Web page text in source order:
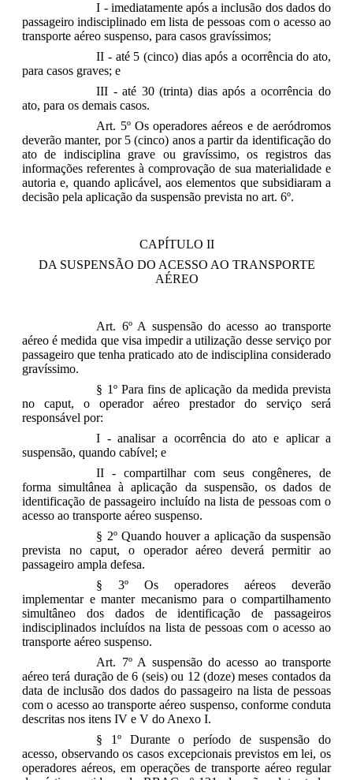
I - imediatamente após a inclusão dos dados do
passageiro indisciplinado em lista de pessoas com o acesso ao
transporte aéreo suspenso, para casos gravíssimos;
II - até 5 (cinco) dias após a ocorrência do ato,
para casos graves; e
III - até 30 (trinta) dias após a ocorrência do
ato, para os demais casos.
Art. 5º Os operadores aéreos e de aeródromos
deverão manter, por 5 (cinco) anos a partir da identificação do
ato de indisciplina grave ou gravíssimo, os registros das
informações referentes à comprovação de sua materialidade e
autoria e, quando aplicável, aos elementos que subsidiaram a
decisão pela aplicação da suspensão prevista no art. 6º.
CAPÍTULO II
DA SUSPENSÃO DO ACESSO AO TRANSPORTE
AÉREO
Art. 6º A suspensão do acesso ao transporte
aéreo é medida que visa impedir a utilização desse serviço por
passageiro que tenha praticado ato de indisciplina considerado
gravíssimo.
§ 1º Para fins de aplicação da medida prevista
no caput, o operador aéreo prestador do serviço será
responsável por:
I - analisar a ocorrência do ato e aplicar a
suspensão, quando cabível; e
II - compartilhar com seus congêneres, de
forma simultânea à aplicação da suspensão, os dados de
identificação de passageiro incluído na lista de pessoas com o
acesso ao transporte aéreo suspenso.
§ 2º Quando houver a aplicação da suspensão
prevista no caput, o operador aéreo deverá permitir ao
passageiro ampla defesa.
§ 3º Os operadores aéreos deverão
implementar e manter mecanismo para o compartilhamento
simultâneo dos dados de identificação de passageiros
indisciplinados incluídos na lista de pessoas com o acesso ao
transporte aéreo suspenso.
Art. 7º A suspensão do acesso ao transporte
aéreo terá duração de 6 (seis) ou 12 (doze) meses contados da
data de inclusão dos dados do passageiro na lista de pessoas
com o acesso ao transporte aéreo suspenso, conforme conduta
descritas nos itens IV e V do Anexo I.
§ 1º Durante o período de suspensão do
acesso, observando os casos excepcionais previstos em lei, os
operadores aéreos, em operações de transporte aéreo regular